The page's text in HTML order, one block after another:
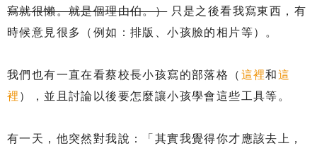
寫就很懶。就是個理由伯。）只是之後看我寫東西，有
時候意見很多（例如：排版、小孩臉的相片等）。
我們也有一直在看蔡校長小孩寫的部落格（ 這裡和這
裡 ），並且討論以後要怎麼讓小孩學會這些工具等。
有一天，他突然對我說：「其實我覺得你才應該去上，